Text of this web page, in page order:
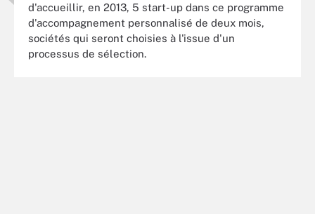
d'accueillir, en 2013, 5 start-up dans ce programme
d'accompagnement personnalisé de deux mois,
sociétés qui seront choisies à l'issue d'un
processus de sélection.